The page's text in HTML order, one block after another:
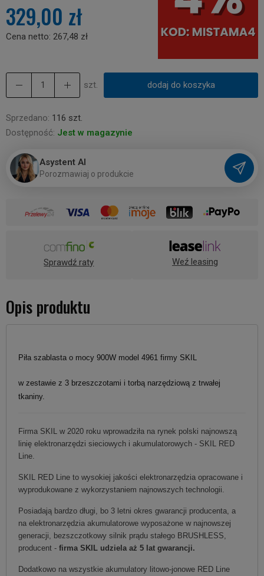
329,00 zł
Cena netto: 267,48 zł
szt. dodaj do koszyka
Sprzedano: 116 szt.
Dostępność: Jest w magazynie
Asystent AI
Porozmawiaj o produkcie
Sprawdź raty Weź leasing
Opis produktu
Piła szablasta o mocy 900W model 4961 firmy SKIL
w zestawie z 3 brzeszczotami i torbą narzędziową z trwałej
tkaniny.
Firma SKIL w 2020 roku wprowadziła na rynek polski najnowszą
linię elektronarzędzi sieciowych i akumulatorowych - SKIL RED
Line.
SKIL RED Line to wysokiej jakości elektronarzędzia opracowane i
wyprodukowane z wykorzystaniem najnowszych technologii.
Posiadają bardzo długi, bo 3 letni okres gwarancji producenta, a
na elektronarzędzia akumulatorowe wyposażone w najnowszej
generacji, bezszczotkowy silnik prądu stałego BRUSHLESS,
producent - firma SKIL udziela aż 5 lat gwarancji.
Dodatkowo na wszystkie akumulatory litowo-jonowe RED Line